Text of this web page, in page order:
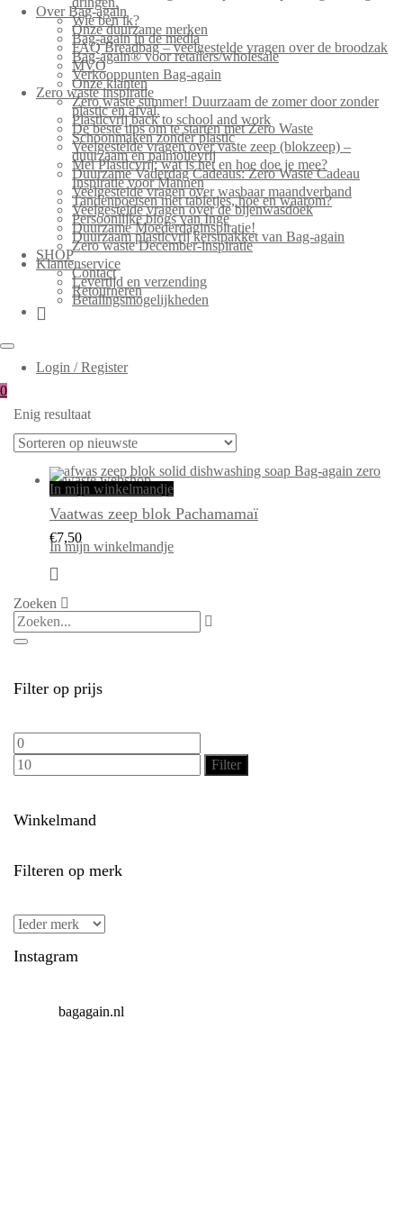
Over Bag-again
Wie ben ik?
Onze duurzame merken
Bag-again in de media
FAQ Breadbag – veelgestelde vragen over de broodzak
Bag-again® voor retailers/wholesale
MVO
Verkooppunten Bag-again
Onze klanten
Zero waste inspiratie
Zero waste summer! Duurzaam de zomer door zonder
plastic en afval.
Plasticvrij back to school and work
De beste tips om te starten met Zero Waste
Schoonmaken zonder plastic
Veelgestelde vragen over vaste zeep (blokzeep) –
duurzaam en palmolievrij
Mei Plasticvrij: wat is het en hoe doe je mee?
Duurzame Vaderdag Cadeaus: Zero Waste Cadeau
Inspiratie voor Mannen
Veelgestelde vragen over wasbaar maandverband
Tandenpoetsen met tabletjes, hoe en waarom?
Veelgestelde vragen over de bijenwasdoek
Persoonlijke blogs van Inge
Duurzame Moederdaginspiratie!
Duurzaam plasticvrij kerstpakket van Bag-again
Zero waste December-inspiratie
SHOP
Klantenservice
Contact
Levertijd en verzending
Retourneren
Betalingsmogelijkheden
Login / Register
0
Enig resultaat
In mijn winkelmandje
Vaatwas zeep blok Pachamamaï
€7,50
In mijn winkelmandje
Zoeken
Filter op prijs
Min.
prijs
Max.
Filter
Winkelmand
Filteren op merk
Instagram
bagagain.nl